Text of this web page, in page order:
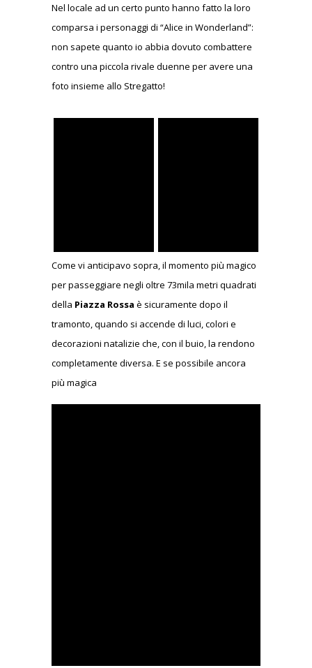
Nel locale ad un certo punto hanno fatto la loro
comparsa i personaggi di “Alice in Wonderland”:
non sapete quanto io abbia dovuto combattere
contro una piccola rivale duenne per avere una
foto insieme allo Stregatto!
Come vi anticipavo sopra, il momento più magico
per passeggiare negli oltre 73mila metri quadrati
della Piazza Rossa è sicuramente dopo il
tramonto, quando si accende di luci, colori e
decorazioni natalizie che, con il buio, la rendono
completamente diversa. E se possibile ancora
più magica